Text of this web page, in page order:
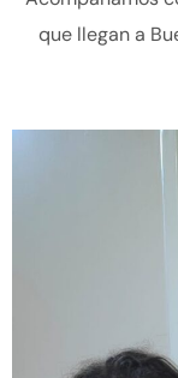
que llegan a